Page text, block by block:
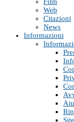
Web
Citazioni
News
Informazioni